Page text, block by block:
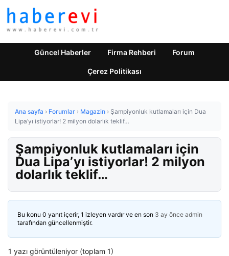
Güncel Haberler Firma Rehberi Forum
Çerez Politikası
Ana sayfa › Forumlar › Magazin › Şampiyonluk kutlamaları için Dua
Lipa’yı istiyorlar! 2 milyon dolarlık teklif…
Şampiyonluk kutlamaları için
Dua Lipa’yı istiyorlar! 2 milyon
dolarlık teklif…
Bu konu 0 yanıt içerir, 1 izleyen vardır ve en son 3 ay önce admin
tarafından güncellenmiştir.
1 yazı görüntüleniyor (toplam 1)